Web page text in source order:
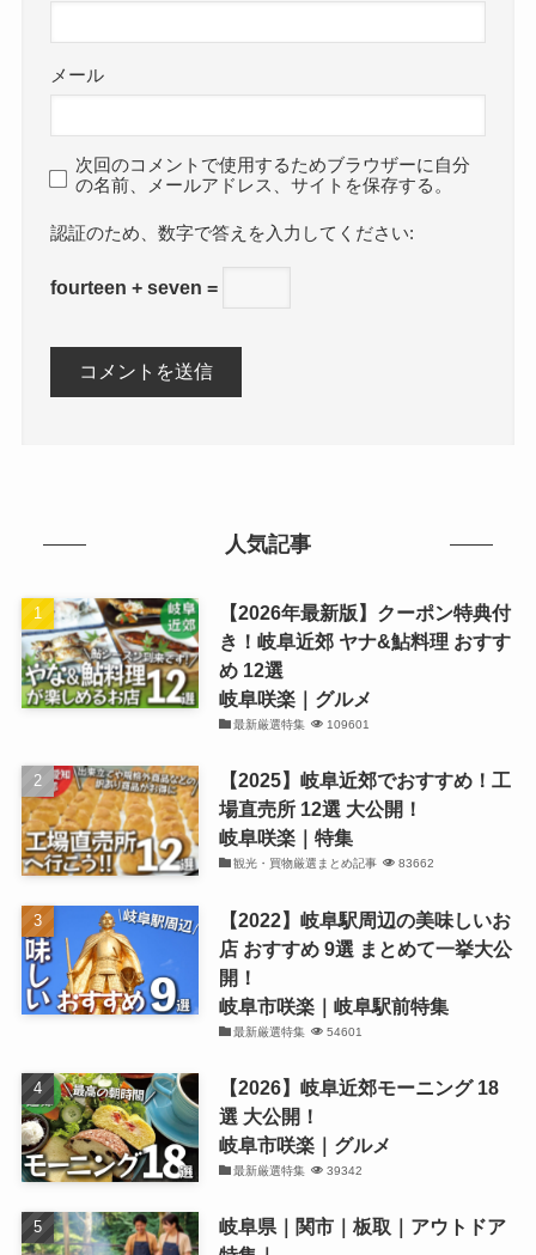
メール
次回のコメントで使用するためブラウザーに自分
の名前、メールアドレス、サイトを保存する。
数字で答えを入力してください:
fourteen + seven =
人気記事
【2026年最新版】クーポン特典付
き！岐阜近郊 ヤナ&鮎料理 おすす
め 12選
岐阜咲楽｜グルメ
最新厳選特集 109601
【2025】岐阜近郊でおすすめ！工
場直売所 12選 大公開！
岐阜咲楽｜特集
観光・買物厳選まとめ記事 83662
【2022】岐阜駅周辺の美味しいお
店 おすすめ 9選 まとめて一挙大公
開！
岐阜市咲楽｜岐阜駅前特集
最新厳選特集 54601
【2026】岐阜近郊モーニング 18
選 大公開！
岐阜市咲楽｜グルメ
最新厳選特集 39342
岐阜県｜関市｜板取｜アウトドア